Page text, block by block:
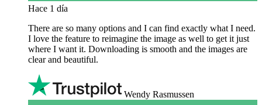
Hace 1 día
There are so many options and I can find exactly what I need.
I love the feature to reimagine the image as well to get it just
where I want it. Downloading is smooth and the images are
clear and beautiful.
Wendy Rasmussen